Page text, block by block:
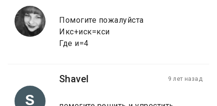
Помогите пожалуйста
Икс+иск=кси
Где и=4
S
Shavel 9 лет назад